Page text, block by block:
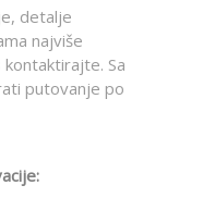
detalje
najviše
Sa
putovanje po